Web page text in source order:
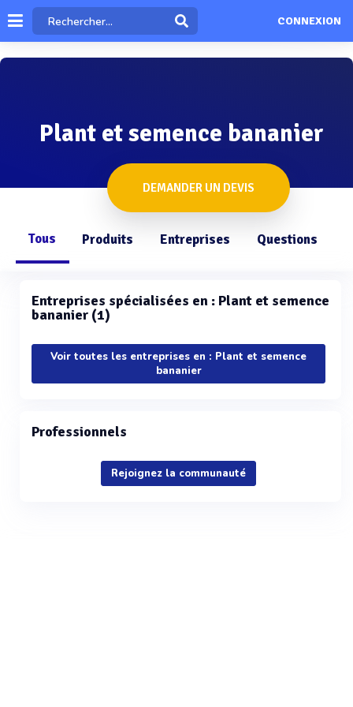
CONNEXION
Plant et semence bananier
DEMANDER UN DEVIS
Tous Produits Entreprises Questions
Entreprises spécialisées en : Plant et semence
bananier (1)
Voir toutes les entreprises en : Plant et semence
bananier
Professionnels
Rejoignez la communauté